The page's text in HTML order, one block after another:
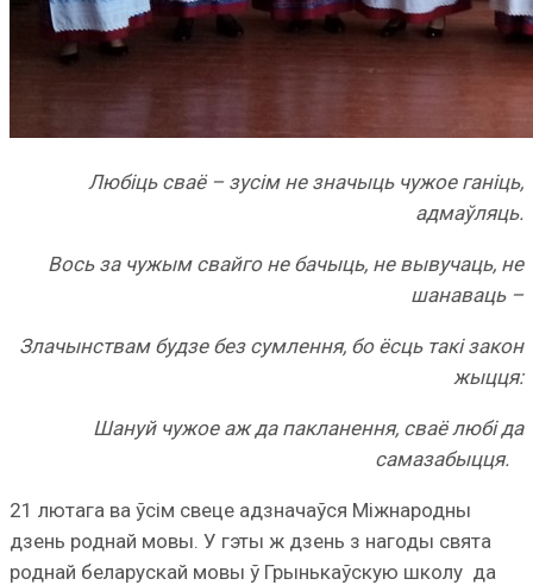
Любіць сваё – зусім не значыць чужое ганіць,
адмаўляць.
Вось за чужым свайго не бачыць, не вывучаць, не
шанаваць –
Злачынствам будзе без сумлення, бо ёсць такі закон
жыцця:
Шануй чужое аж да пакланення, сваё любі да
самазабыцця.
21 лютага ва ўсім свеце адзначаўся Міжнародны
дзень роднай мовы. У гэты ж дзень з нагоды свята
роднай беларускай мовы ў Грынькаўскую школу да